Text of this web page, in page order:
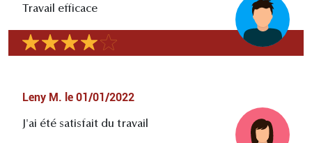
Travail efficace
Leny M. le 01/01/2022
J'ai été satisfait du travail